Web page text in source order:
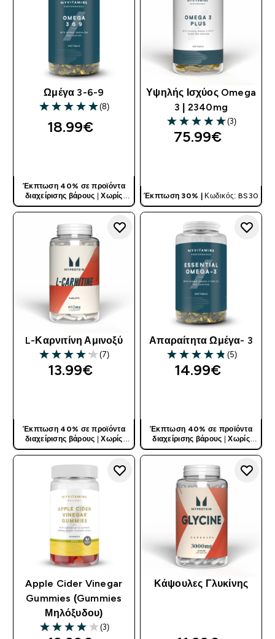
Ωμέγα 3-6-9
5 out of 5 stars
(8)
18.99€‎
Έκπτωση 40% σε προϊόντα
διαχείρισης βάρους |Χωρίς
Κωδικό
Υψηλής Ισχύος Omega
3 | 2340mg
5 out of 5 stars
(3)
75.99€‎
Έκπτωση 30% | Κωδικός: BS30
L-Καρνιτίνη Αμινοξύ
4.14 out of 5 stars
(7)
13.99€‎
Έκπτωση 40% σε προϊόντα
διαχείρισης βάρους |Χωρίς
Κωδικό
Απαραίτητα Ωμέγα- 3
4.8 out of 5 stars
(5)
14.99€‎
Έκπτωση 40% σε προϊόντα
διαχείρισης βάρους |Χωρίς
Κωδικό
Apple Cider Vinegar
Gummies (Gummies
Μηλόξυδου)
4 out of 5 stars
(3)
Κάψουλες Γλυκίνης